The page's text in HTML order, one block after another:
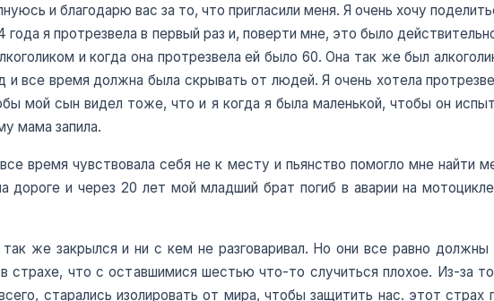
и благодарю вас за то, что пригласили меня. Я очень хочу
я протрезвела в первый раз и, поверти мне, это было
и когда она протрезвела ей было 60. Она так же был
все время должна была скрывать от людей. Я очень хотела
мой сын видел тоже, что и я когда я была маленькой, чтобы он
мама запила.
время чувствовала себя не к месту и пьянство помогло мне найти
дороге и через 20 лет мой младший брат погиб в аварии на
же закрылся и ни с кем не разговаривал. Но они все равно
что с оставшимися шестью что-то случиться плохое. Из-за
старались изолировать от мира, чтобы защитить нас. этот